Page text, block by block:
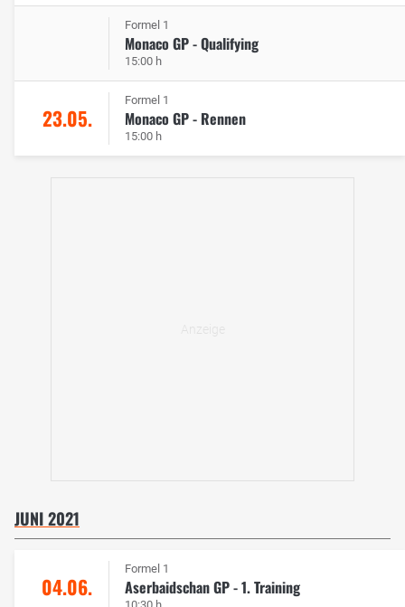
Formel 1
Monaco GP - Qualifying
15:00 h
23.05.
Formel 1
Monaco GP - Rennen
15:00 h
JUNI 2021
04.06.
Formel 1
Aserbaidschan GP - 1. Training